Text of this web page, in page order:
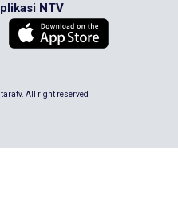
NTV
All right reserved